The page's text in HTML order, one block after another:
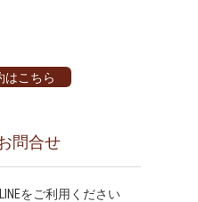
はこちら
問合せ
をご利用ください